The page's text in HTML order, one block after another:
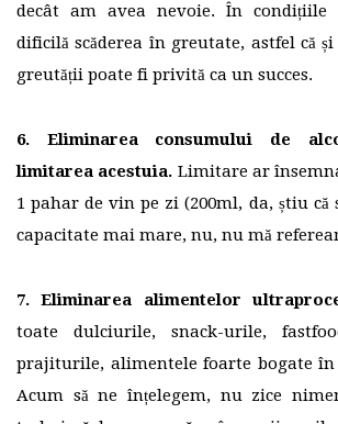
decât am avea nevoie. În condițiile
dificilă scăderea în greutate, astfel că
greutății poate fi privită ca un succes.
6. Eliminarea consumului de
limitarea acestuia. Limitare ar
1 pahar de vin pe zi (200ml, da, știu că
capacitate mai mare, nu, nu mă
7. Eliminarea alimentelor
toate dulciurile, snack-urile,
prajiturile, alimentele foarte bogate în
Acum să ne înțelegem, nu zice